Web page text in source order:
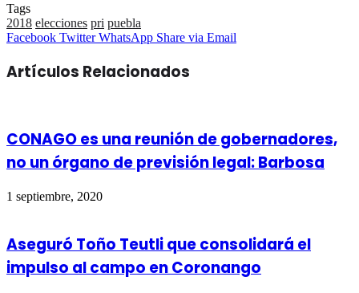
Tags
2018 elecciones pri puebla
Facebook
Twitter
WhatsApp
Share
Email
Facebook Twitter WhatsApp Share via Email
Artículos Relacionados
CONAGO es una reunión de gobernadores,
no un órgano de previsión legal: Barbosa
1 septiembre, 2020
Aseguró Toño Teutli que consolidará el
impulso al campo en Coronango